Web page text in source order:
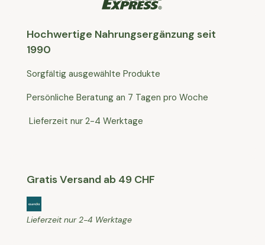
Hochwertige Nahrungsergänzung seit
1990
Sorgfältig ausgewählte Produkte
Persönliche Beratung an 7 Tagen pro Woche
Lieferzeit nur 2-4 Werktage
Gratis Versand ab 49 CHF
Lieferzeit nur 2-4 Werktage